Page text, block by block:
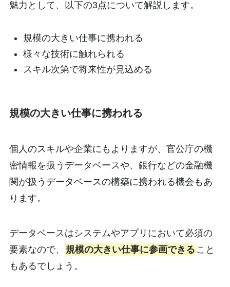
魅力として、以下の3点について解説します。
規模の大きい仕事に携われる
様々な技術に触れられる
スキル次第で将来性が見込める
規模の大きい仕事に携われる
個人のスキルや企業にもよりますが、官公庁の機
密情報を扱うデータベースや、銀行などの金融機
関が扱うデータベースの構築に携われる機会もあ
ります。
データベースはシステムやアプリにおいて必須の
要素なので、
規模の大きい仕事に参画できる こと
もあるでしょう。